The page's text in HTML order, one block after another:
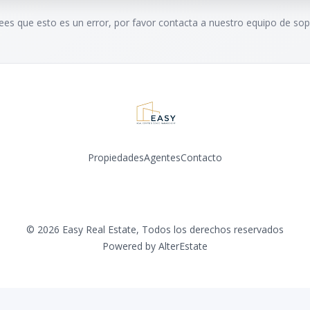
que esto es un error, por favor contacta a nuestro equipo de
PropiedadesAgentesContacto
© 2026 Easy Real Estate, Todos los derechos reservados
Powered by AlterEstate